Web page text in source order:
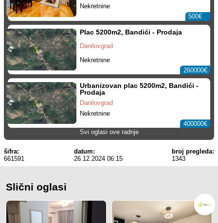
Nekretnine
500€
Plac 5200m2, Bandići - Prodaja
Danilovgrad
Nekretnine
260000€
Urbanizovan plac 5200m2, Bandići -
Prodaja
Danilovgrad
Nekretnine
400000€
Svi oglasi ove radnje
šifra:
661591
datum:
26.12.2024 06:15
broj pregleda:
1343
Slični oglasi